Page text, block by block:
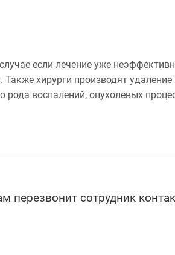
если лечение уже
хирурги производят
воспалений, опухолевых
перезвонит сотрудник